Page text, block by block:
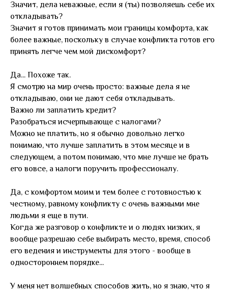
Значит, дела неважные, если я (ты) позволяешь себе их
откладывать?
Значит я готов принимать мои границы комфорта, как
более важные, поскольку в случае конфликта готов его
принять легче чем мой дискомфорт?
Да... Похоже так.
Я смотрю на мир очень просто: важные дела я не
откладываю, они не дают себя откладывать.
Важно ли заплатить кредит?
Разобраться исчерпывающе с налогами?
Можно не платить, но я обычно довольно легко
понимаю, что лучше заплатить в этом месяце и в
следующем, а потом понимаю, что мне лучше не брать
его вовсе, а налоги поручить профессионалу.
Да, с комфортом моим и тем более с готовностью к
честному, равному конфликту с очень важными мне
людьми я еще в пути.
Когда же разговор о конфликте и о людях низких, я
вообще разрешаю себе выбирать место, время, способ
его ведения и инструменты для этого - вообще в
одностороннем порядке...
У меня нет волшебных способов жить, но я знаю, что я